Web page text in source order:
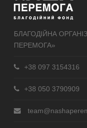
БЛАГОДІЙНА
ПЕРЕМОГА»
+38 097 3154316
+38 050 3790909